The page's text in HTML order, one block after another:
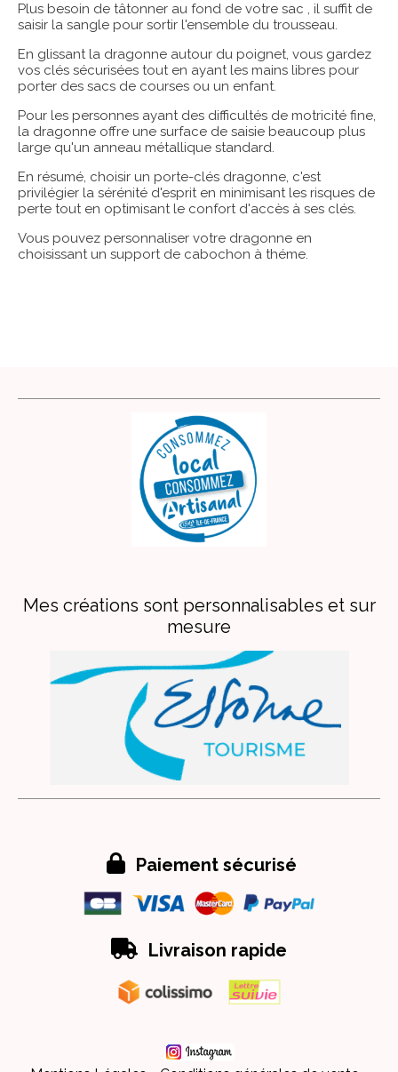
Plus besoin de tâtonner au fond de votre sac , il suffit de
saisir la sangle pour sortir l'ensemble du trousseau.
En glissant la dragonne autour du poignet, vous gardez
vos clés sécurisées tout en ayant les mains libres pour
porter des sacs de courses ou un enfant.
Pour les personnes ayant des difficultés de motricité fine,
la dragonne offre une surface de saisie beaucoup plus
large qu'un anneau métallique standard.
En résumé, choisir un porte-clés dragonne, c'est
privilégier la sérénité d'esprit en minimisant les risques de
perte tout en optimisant le confort d'accès à ses clés.
Vous pouvez personnaliser votre dragonne en
choisissant un support de cabochon à théme.
Mes créations sont personnalisables et sur
mesure
 Paiement sécurisé
 Livraison rapide